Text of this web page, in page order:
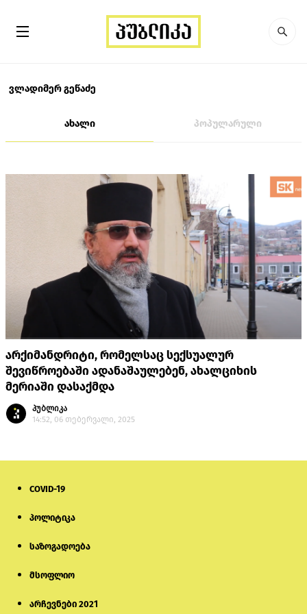
ვლადიმერ გეწაძე
ახალი პოპულარული
არქიმანდრიტი, რომელსაც სექსუალურ
შევიწროებაში ადანაშაულებენ, ახალციხის
მერიაში დასაქმდა
პუბლიკა
14:52, 06 თებერვალი, 2025
COVID-19
პოლიტიკა
საზოგადოება
მსოფლიო
არჩევნები 2021